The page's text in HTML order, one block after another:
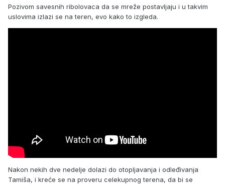
Pozivom savesnih ribolovaca da se mreže postavljaju i u takvim
uslovima izlazi se na teren, evo kako to izgleda.
Nakon nekih dve nedelje dolazi do otopljavanja i odleđivanja
Tamiša, i kreće se na proveru celekupnog terena, da bi se